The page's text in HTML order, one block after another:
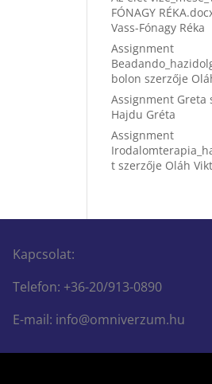
FÓNAGY
Vass-Fónagy Réka
Assignment
bolon szerzője
Assignment Greta
Hajdu Gréta
Assignment
t szerzője Oláh
Kapcsolat:
Telefon: +36-20/913-0890
E-mail: info@omniverzum.hu